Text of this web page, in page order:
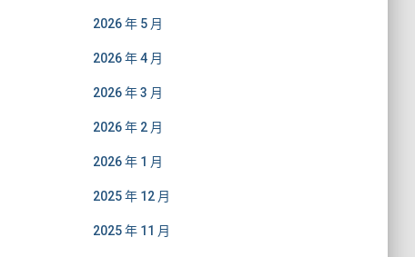
2026 年 5 月
2026 年 4 月
2026 年 3 月
2026 年 2 月
2026 年 1 月
2025 年 12 月
2025 年 11 月